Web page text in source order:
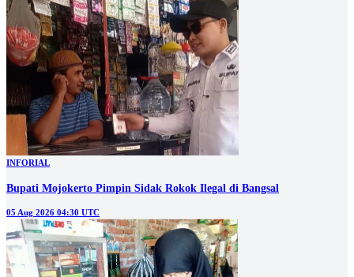
INFORIAL
Bupati Mojokerto Pimpin Sidak Rokok Ilegal di Bangsal
05 Aug 2026 04:30 UTC